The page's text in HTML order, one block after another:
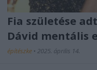
Fia születése
Dávid mentális
építészke • 2025. április 14.